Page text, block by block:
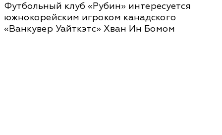
Футбольный клуб «Рубин» интересуется
южнокорейским игроком канадского
«Ванкувер Уайткэтс» Хван Ин Бомом